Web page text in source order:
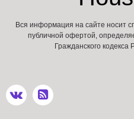
Вся информация на сайте носит
публичной офертой,
Гражданского